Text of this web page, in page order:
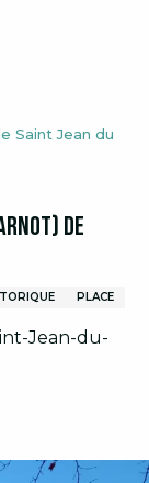
Saint Jean du
de
PLACE
Jean-du-